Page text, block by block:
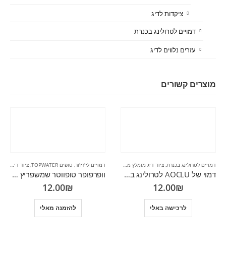
ציקדות לדיג
דמויים לטרולינג בכנרת
עזרים נלווים לדיג
מוצרים קשורים
דמויים לטרולינג בכנרת ציוד דיג מומלץ מהרשת
דמוי של AOCLU לטרולינג בכנרת
12.00₪
לרכישה באלי
דמויים לז'רז'ור טופים TOPWATER ציוד דיג ,
וופרפופר טופווטר שמשפריץ מים מהזנב
12.00₪
להזמנה מאלי